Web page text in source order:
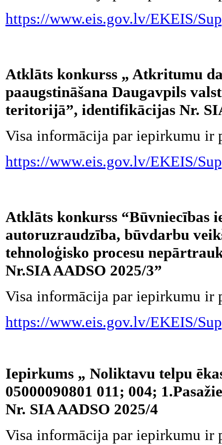
https://www.eis.gov.lv/EKEIS/
Atklāts konkurss „ Atkritumu
paaugstināšana Daugavpils
teritorijā”, identifikācijas Nr.
Visa informācija par iepirkumu ir
https://www.eis.gov.lv/EKEIS/
Atklāts konkurss “Būvniecības
autoruzraudzība, būvdarbu
tehnoloģisko procesu
Nr.SIA AADSO 2025/3”
Visa informācija par iepirkumu ir
https://www.eis.gov.lv/EKEIS/
Iepirkums „ Noliktavu telpu
05000090801 011; 004;
Nr. SIA AADSO 2025/4
Visa informācija par iepirkumu ir